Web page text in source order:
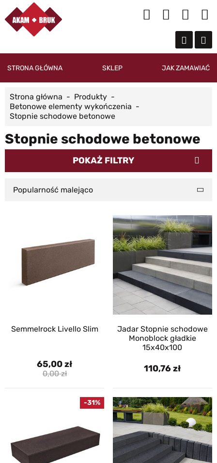
STRONA GŁÓWNA SKLEP JAK ZAMAWIAĆ
Strona główna
Produkty
Betonowe elementy wykończenia
Stopnie schodowe betonowe
Stopnie schodowe betonowe
POKAŻ FILTRY
Popularność malejąco
Semmelrock Livello Slim
65,00
0,00
Jadar Stopnie schodowe
Monoblock gładkie
15x40x100
110,76
-31%